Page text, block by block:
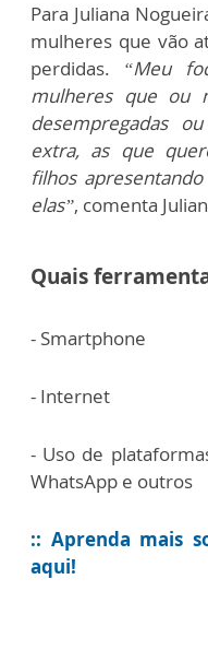
Para Juliana
mulheres que vão
perdidas. “Meu
mulheres que ou
desempregadas
extra, as que
filhos
elas”, comenta
Quais
- Smartphone
- Internet
- Uso de
WhatsApp e outros
:: Aprenda mais
aqui!